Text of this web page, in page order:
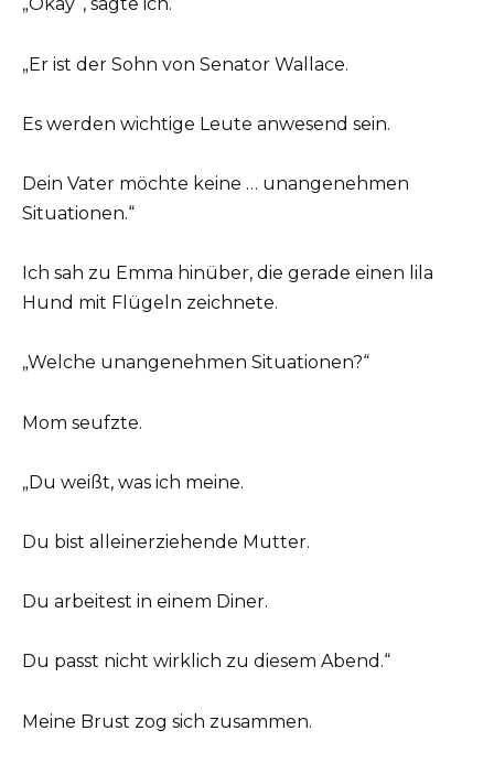
„Okay“, sagte ich.
„Er ist der Sohn von Senator Wallace.
Es werden wichtige Leute anwesend sein.
Dein Vater möchte keine … unangenehmen
Situationen.“
Ich sah zu Emma hinüber, die gerade einen lila
Hund mit Flügeln zeichnete.
„Welche unangenehmen Situationen?“
Mom seufzte.
„Du weißt, was ich meine.
Du bist alleinerziehende Mutter.
Du arbeitest in einem Diner.
Du passt nicht wirklich zu diesem Abend.“
Meine Brust zog sich zusammen.